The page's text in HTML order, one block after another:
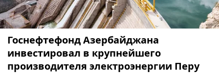
Госнефтефонд Азербайджана
инвестировал в крупнейшего
производителя электроэнергии Перу